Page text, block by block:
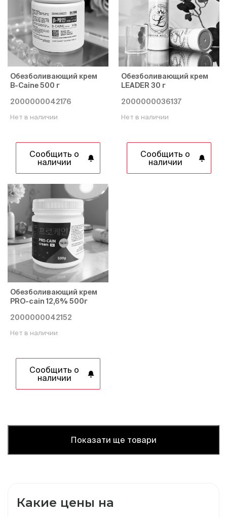
Обезболивающий крем
B-Caine 500 г
2000000042176
Нет в наличии
Сообщить о
наличии
Обезболивающий крем
LEADER 30 г
2000000036137
Нет в наличии
Сообщить о
наличии
Обезболивающий крем
PRO-cain 12,6% 500г
2000000042152
Нет в наличии
Сообщить о
наличии
Показати ще товари
Какие цены на